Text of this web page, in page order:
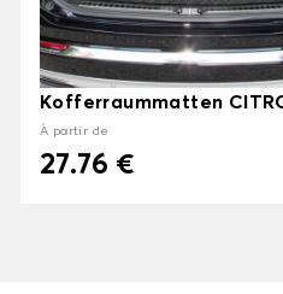
Kofferraummatten
À partir de
27.76 €